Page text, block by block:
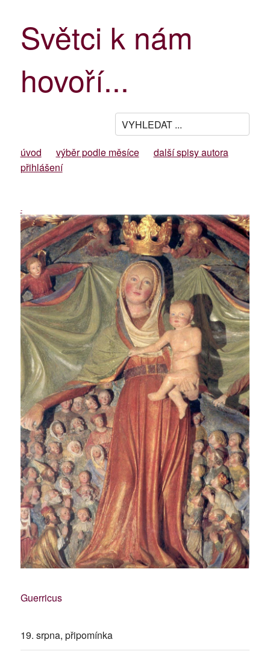
Světci k nám
hovoří...
úvod výběr podle měsíce
další spisy autora
přihlášení
-
Guerricus
19. srpna, připomínka